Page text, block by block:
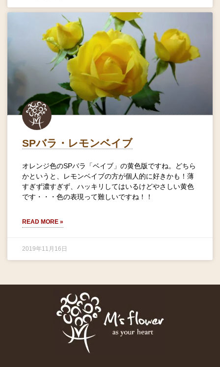
SPバラ・レモンベイブ
オレンジ色のSPバラ「ベイブ」の黄色版ですね。どちら
かというと、レモンベイブの方が個人的に好きかも！薄
すぎず濃すぎず、ハッキリしてはいるけどやさしい黄色
です・・・色の表現って難しいですね！！
READ MORE »
2019年11月16日